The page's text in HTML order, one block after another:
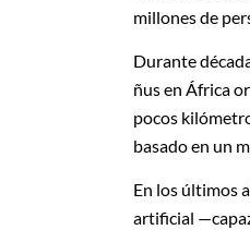
millones de
Durante
ñus en África
pocos
basado en un
En los últimos
artificial